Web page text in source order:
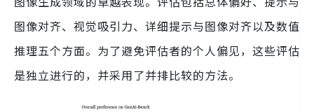
图像对齐、视觉吸引力、详细提示与图像对齐以及数值
推理五个方面。为了避免评估者的个人偏见，这些评估
是独立进行的，并采用了并排比较的方法。